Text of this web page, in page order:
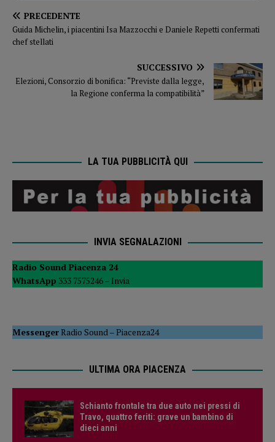
PRECEDENTE
Guida Michelin, i piacentini Isa Mazzocchi e Daniele Repetti confermati
chef stellati
SUCCESSIVO
Elezioni, Consorzio di bonifica: “Previste dalla legge,
la Regione conferma la compatibilità”
LA TUA PUBBLICITÀ QUI
INVIA SEGNALAZIONI
Radio Sound Piacenza 24
WhatsApp 333 7575246 – Invia
MessengerRadio Sound –Piacenza24
ULTIMA ORA PIACENZA
Schianto frontale tra due auto nei pressi di
Travo, quattro feriti: grave un bambino di
dieci anni